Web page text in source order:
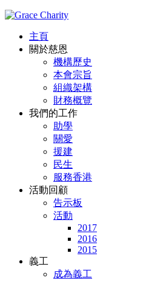
主頁
關於慈恩
機構歷史
本會宗旨
組織架構
財務概覽
我們的工作
助學
關愛
援建
民生
服務香港
活動回顧
告示板
活動
2017
2016
2015
義工
成為義工